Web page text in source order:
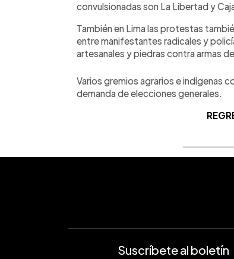
convulsionadas son La Libertad y
También en Lima las protestas
entre manifestantes radicales y
artesanales y piedras contra armas
Varios gremios agrarios e indígenas
demanda de elecciones generales.
Suscríbete al boletín